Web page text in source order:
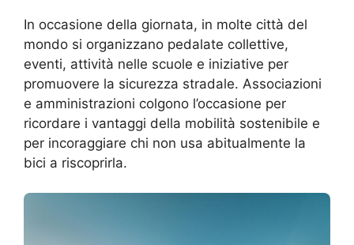
In occasione della giornata, in molte città del
mondo si organizzano pedalate collettive,
eventi, attività nelle scuole e iniziative per
promuovere la sicurezza stradale. Associazioni
e amministrazioni colgono l’occasione per
ricordare i vantaggi della mobilità sostenibile e
per incoraggiare chi non usa abitualmente la
bici a riscoprirla.